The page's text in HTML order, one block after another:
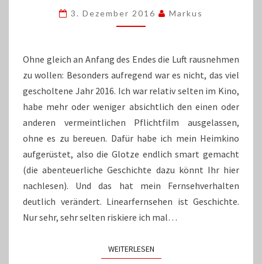
LOSER
UND
BISSCHEN
LEERLAUF
3. Dezember 2016 Markus
Ohne gleich an Anfang des Endes die Luft rausnehmen
zu wollen: Besonders aufregend war es nicht, das viel
gescholtene Jahr 2016. Ich war relativ selten im Kino,
habe mehr oder weniger absichtlich den einen oder
anderen vermeintlichen Pflichtfilm ausgelassen,
ohne es zu bereuen. Dafür habe ich mein Heimkino
aufgerüstet, also die Glotze endlich smart gemacht
(die abenteuerliche Geschichte dazu könnt Ihr hier
nachlesen). Und das hat mein Fernsehverhalten
deutlich verändert. Linearfernsehen ist Geschichte.
Nur sehr, sehr selten riskiere ich mal…
WEITERLESENWEITERLESEN